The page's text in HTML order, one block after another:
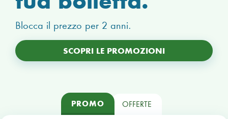
di più.
In esclusiva per i clienti Accendi luce & gas.
Blocca il prezzo per 2 anni.
SCOPRI LE PROMOZIONI
di più.
In esclusiva per i clienti Accendi luce & gas.
Blocca il prezzo per 2 anni.
OFFERTE
PROMO